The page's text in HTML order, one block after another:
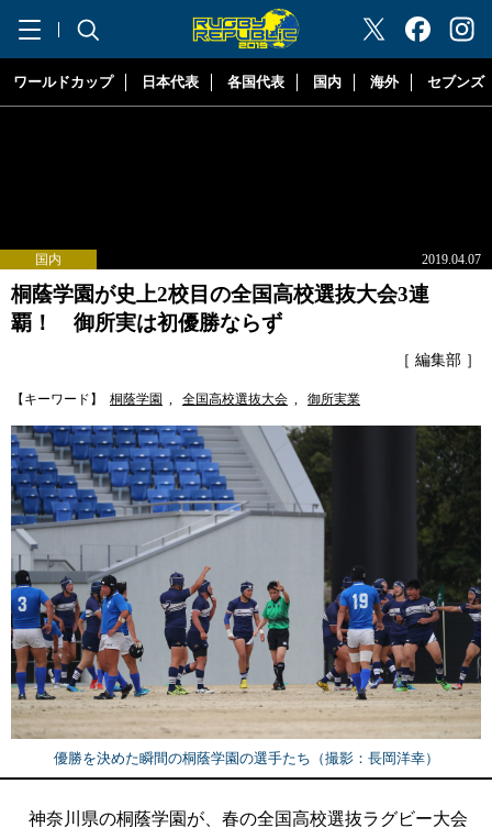
"ラグビーリパブリック"
ワールドカップ 日本代表 各国代表 国内 海外 セブンズ
国内 2019.04.07
桐蔭学園が史上2校目の全国高校選抜大会3連
覇！ 御所実は初優勝ならず
［ 編集部 ］
【キーワード】 桐蔭学園 , 全国高校選抜大会 , 御所実業
優勝を決めた瞬間の桐蔭学園の選手たち（撮影：長岡洋幸）
神奈川県の桐蔭学園が、春の全国高校選抜ラグビー大会